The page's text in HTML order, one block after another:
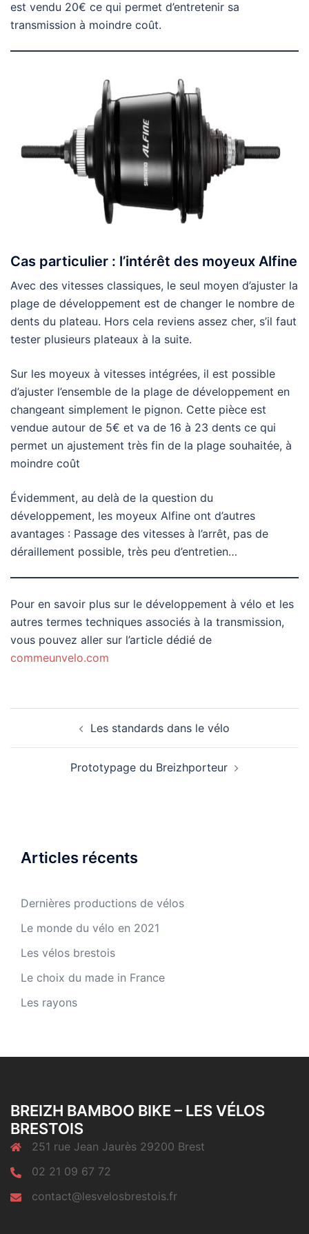
est vendu 20€ ce qui permet d’entretenir sa
transmission à moindre coût.
Cas particulier : l’intérêt des moyeux Alfine
Avec des vitesses classiques, le seul moyen d’ajuster la
plage de développement est de changer le nombre de
dents du plateau. Hors cela reviens assez cher, s’il faut
tester plusieurs plateaux à la suite.
Sur les moyeux à vitesses intégrées, il est possible
d’ajuster l’ensemble de la plage de développement en
changeant simplement le pignon. Cette pièce est
vendue autour de 5€ et va de 16 à 23 dents ce qui
permet un ajustement très fin de la plage souhaitée, à
moindre coût
Évidemment, au delà de la question du
développement, les moyeux Alfine ont d’autres
avantages : Passage des vitesses à l’arrêt, pas de
déraillement possible, très peu d’entretien…
Pour en savoir plus sur le développement à vélo et les
autres termes techniques associés à la transmission,
vous pouvez aller sur l’article dédié de
commeunvelo.com
Les standards dans le vélo
Prototypage du Breizhporteur
Articles récents
Dernières productions de vélos
Le monde du vélo en 2021
Les vélos brestois
Le choix du made in France
Les rayons
BREIZH BAMBOO BIKE – LES VÉLOS
BRESTOIS
251 rue Jean Jaurès 29200 Brest
02 21 09 67 72
contact@lesvelosbrestois.fr